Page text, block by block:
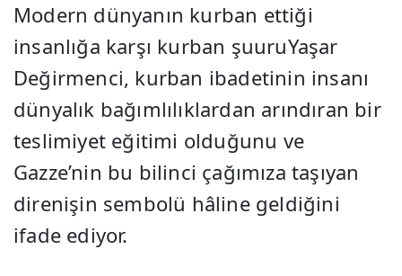
Modern dünyanın kurban ettiği
insanlığa karşı kurban şuuruYaşar
Değirmenci, kurban ibadetinin insanı
dünyalık bağımlılıklardan arındıran bir
teslimiyet eğitimi olduğunu ve
Gazze’nin bu bilinci çağımıza taşıyan
direnişin sembolü hâline geldiğini
ifade ediyor.